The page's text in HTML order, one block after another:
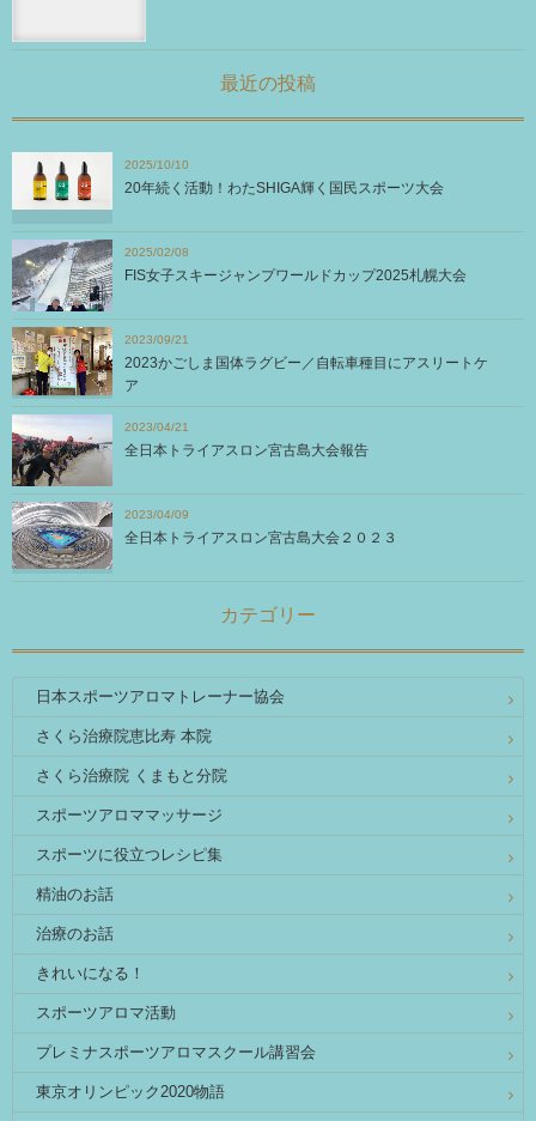
最近の投稿
2025/10/10
20年続く活動！わたSHIGA輝く国民スポーツ大会
2025/02/08
FIS女子スキージャンプワールドカップ2025札幌大会
2023/09/21
2023かごしま国体ラグビー／自転車種目にアスリートケ
ア
2023/04/21
全日本トライアスロン宮古島大会報告
2023/04/09
全日本トライアスロン宮古島大会２０２３
カテゴリー
日本スポーツアロマトレーナー協会
さくら治療院恵比寿 本院
さくら治療院 くまもと分院
スポーツアロママッサージ
スポーツに役立つレシピ集
精油のお話
治療のお話
きれいになる！
スポーツアロマ活動
プレミナスポーツアロマスクール講習会
東京オリンピック2020物語